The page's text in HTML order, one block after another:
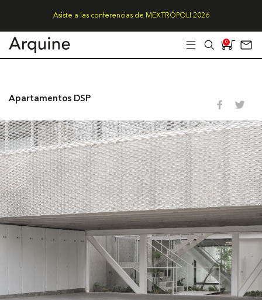
Asiste a las conferencias de MEXTRÓPOLI 2026
0
Apartamentos DSP